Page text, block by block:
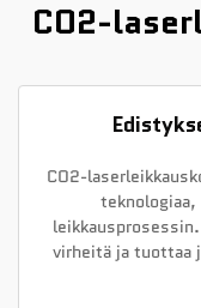
CO2-
CO2-
teknologiaa,
virheitä ja tuottaa